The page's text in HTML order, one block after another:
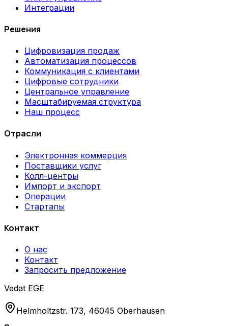
Интеграции
Решения
Цифровизация продаж
Автоматизация процессов
Коммуникация с клиентами
Цифровые сотрудники
Центральное управление
Масштабируемая структура
Наш процесс
Отрасли
Электронная коммерция
Поставщики услуг
Колл-центры
Импорт и экспорт
Операции
Стартапы
Контакт
О нас
Контакт
Запросить предложение
Vedat EGE
Helmholtzstr. 173, 46045 Oberhausen